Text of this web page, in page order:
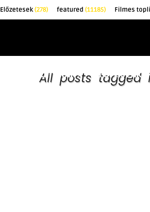
Előzetesek(278) featured (11185) Filmes
KRITIKÁK TOPLISTÁK
All posts tagged